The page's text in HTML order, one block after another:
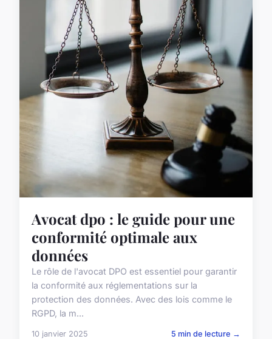
Avocat dpo : le guide pour une
conformité optimale aux
données
Le rôle de l'avocat DPO est essentiel pour garantir
la conformité aux réglementations sur la
protection des données. Avec des lois comme le
RGPD, la m...
10 janvier 2025 5 min de lecture →